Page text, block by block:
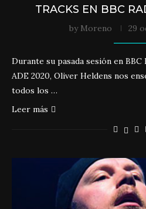
TRACKS EN BBC
by Moreno 29
Durante su pasada sesión en BBC
ADE 2020, Oliver Heldens nos
todos los …
Leer más